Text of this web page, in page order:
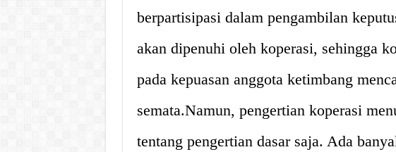
berpartisipasi dalam pengambilan
akan dipenuhi oleh koperasi, sehingga
pada kepuasan anggota ketimbang
semata.Namun, pengertian koperasi
tentang pengertian dasar saja. Ada